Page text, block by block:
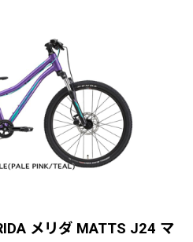
メリダ MATTS J24 マ